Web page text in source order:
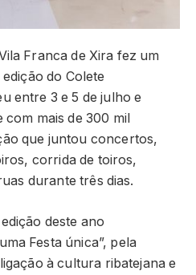
Franca de Xira fez um
do Colete
entre 3 e 5 de julho e
mais de 300 mil
que juntou concertos,
corrida de toiros,
durante três dias.
deste ano
Festa única”, pela
à cultura ribatejana e